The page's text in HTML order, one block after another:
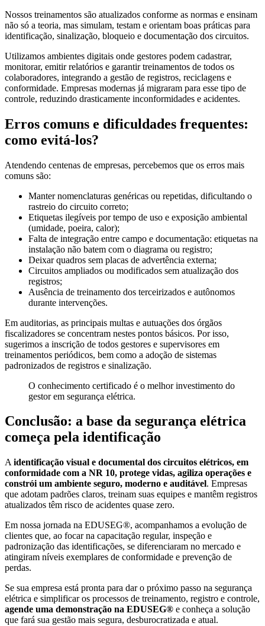
Nossos treinamentos são atualizados conforme as normas e ensinam
não só a teoria, mas simulam, testam e orientam boas práticas para
identificação, sinalização, bloqueio e documentação dos circuitos.
Utilizamos ambientes digitais onde gestores podem cadastrar,
monitorar, emitir relatórios e garantir treinamentos de todos os
colaboradores, integrando a gestão de registros, reciclagens e
conformidade. Empresas modernas já migraram para esse tipo de
controle, reduzindo drasticamente inconformidades e acidentes.
Erros comuns e dificuldades frequentes:
como evitá-los?
Atendendo centenas de empresas, percebemos que os erros mais
comuns são:
Manter nomenclaturas genéricas ou repetidas, dificultando o
rastreio do circuito correto;
Etiquetas ilegíveis por tempo de uso e exposição ambiental
(umidade, poeira, calor);
Falta de integração entre campo e documentação: etiquetas na
instalação não batem com o diagrama ou registro;
Deixar quadros sem placas de advertência externa;
Circuitos ampliados ou modificados sem atualização dos
registros;
Ausência de treinamento dos terceirizados e autônomos
durante intervenções.
Em auditorias, as principais multas e autuações dos órgãos
fiscalizadores se concentram nestes pontos básicos. Por isso,
sugerimos a inscrição de todos gestores e supervisores em
treinamentos periódicos, bem como a adoção de sistemas
padronizados de registros e sinalização.
O conhecimento certificado é o melhor investimento do
gestor em segurança elétrica.
Conclusão: a base da segurança elétrica
começa pela identificação
A identificação visual e documental dos circuitos elétricos, em
conformidade com a NR 10, protege vidas, agiliza operações e
constrói um ambiente seguro, moderno e auditável. Empresas
que adotam padrões claros, treinam suas equipes e mantêm registros
atualizados têm risco de acidentes quase zero.
Em nossa jornada na EDUSEG®, acompanhamos a evolução de
clientes que, ao focar na capacitação regular, inspeção e
padronização das identificações, se diferenciaram no mercado e
atingiram níveis exemplares de conformidade e prevenção de
perdas.
Se sua empresa está pronta para dar o próximo passo na segurança
elétrica e simplificar os processos de treinamento, registro e controle,
agende uma demonstração na EDUSEG® e conheça a solução
que fará sua gestão mais segura, desburocratizada e atual.